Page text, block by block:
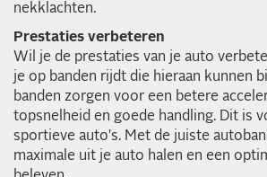
nekklachten.
Prestaties verbeteren
Wil je de prestaties van je auto
je op banden rijdt die hieraan kunnen
banden zorgen voor een betere
topsnelheid en goede handling. Dit is
sportieve auto's. Met de juiste
maximale uit je auto halen en een